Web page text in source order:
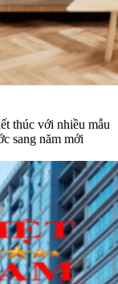
thúc với nhiều mẫu
sang năm mới